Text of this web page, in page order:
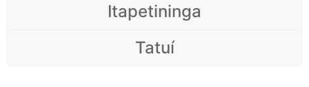
Itapetininga
Tatuí